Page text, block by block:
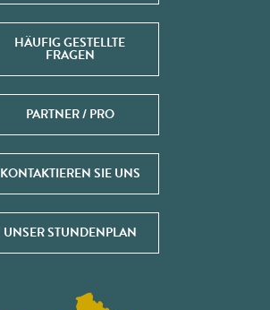
HÄUFIG GESTELLTE
FRAGEN
PARTNER / PRO
KONTAKTIEREN SIE UNS
UNSER STUNDENPLAN